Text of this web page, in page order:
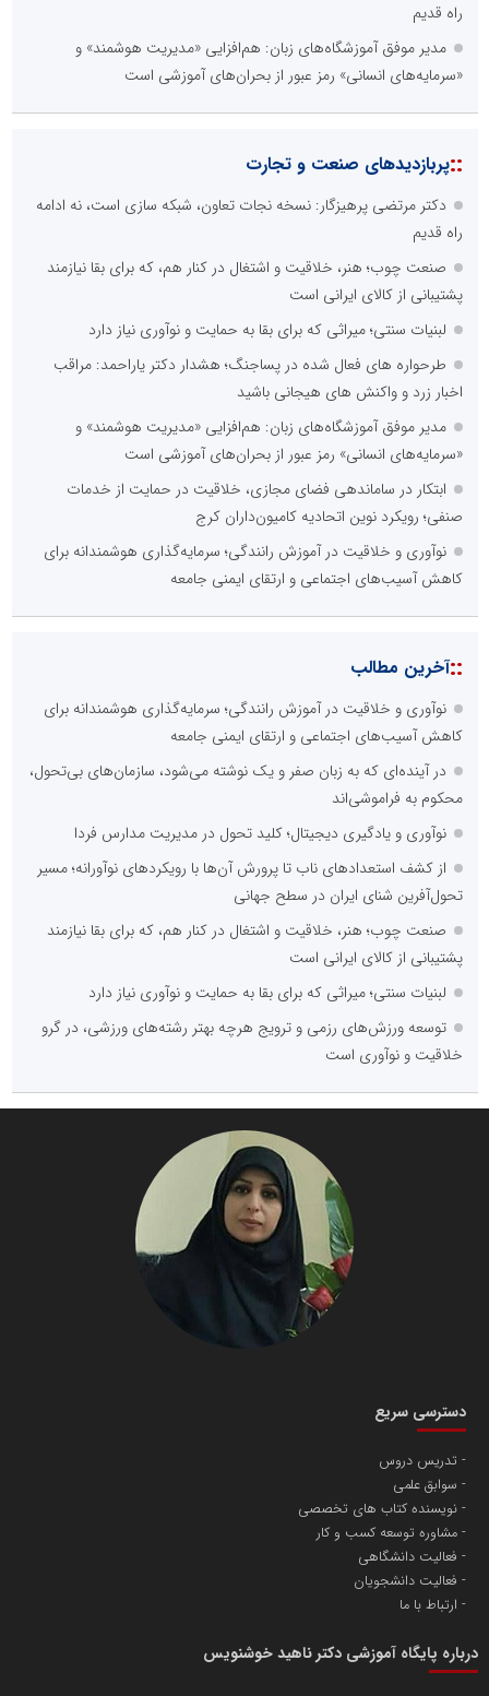
راه قدیم
مدیر موفق آموزشگاه‌های زبان: هم‌افزایی «مدیریت هوشمند» و
«سرمایه‌های انسانی» رمز عبور از بحران‌های آموزشی است
::پربازدیدهای صنعت و تجارت
دکتر مرتضی پرهیزگار: نسخه نجات تعاون، شبکه سازی است، نه ادامه
راه قدیم
صنعت چوب؛ هنر، خلاقیت و اشتغال در کنار هم، که برای بقا نیازمند
پشتیبانی از کالای ایرانی است
لبنیات سنتی؛ میراثی که برای بقا به حمایت و نوآوری نیاز دارد
طرحواره های فعال شده در پساجنگ؛ هشدار دکتر یاراحمد: مراقب
اخبار زرد و واکنش های هیجانی باشید
مدیر موفق آموزشگاه‌های زبان: هم‌افزایی «مدیریت هوشمند» و
«سرمایه‌های انسانی» رمز عبور از بحران‌های آموزشی است
ابتکار در ساماندهی فضای مجازی، خلاقیت در حمایت از خدمات
صنفی؛ رویکرد نوین اتحادیه کامیون‌داران کرج
نوآوری و خلاقیت در آموزش رانندگی؛ سرمایه‌گذاری هوشمندانه برای
کاهش آسیب‌های اجتماعی و ارتقای ایمنی جامعه
::آخرین مطالب
نوآوری و خلاقیت در آموزش رانندگی؛ سرمایه‌گذاری هوشمندانه برای
کاهش آسیب‌های اجتماعی و ارتقای ایمنی جامعه
در آینده‌ای که به زبان صفر و یک نوشته می‌شود، سازمان‌های بی‌تحول،
محکوم به فراموشی‌اند
نوآوری و یادگیری دیجیتال؛ کلید تحول در مدیریت مدارس فردا
از کشف استعدادهای ناب تا پرورش آن‌ها با رویکردهای نوآورانه؛ مسیر
تحول‌آفرین شنای ایران در سطح جهانی
صنعت چوب؛ هنر، خلاقیت و اشتغال در کنار هم، که برای بقا نیازمند
پشتیبانی از کالای ایرانی است
لبنیات سنتی؛ میراثی که برای بقا به حمایت و نوآوری نیاز دارد
توسعه ورزش‌های رزمی و ترویج هرچه بهتر رشته‌های ورزشی، در گرو
خلاقیت و نوآوری است
دسترسی سریع
تدریس دروس
سوابق علمی
نویسنده کتاب های تخصصی
مشاوره توسعه کسب و کار
فعالیت دانشگاهی
فعالیت دانشجویان
ارتباط با ما
درباره پایگاه آموزشی دکتر ناهید خوشنویس